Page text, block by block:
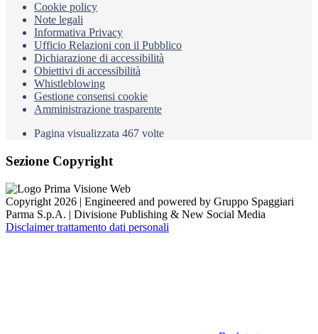
Cookie policy
Note legali
Informativa Privacy
Ufficio Relazioni con il Pubblico
Dichiarazione di accessibilità
Obiettivi di accessibilità
Whistleblowing
Gestione consensi cookie
Amministrazione trasparente
Pagina visualizzata 467 volte
Sezione Copyright
Copyright 2026 | Engineered and powered by Gruppo Spaggiari
Parma S.p.A. | Divisione Publishing & New Social Media
Disclaimer trattamento dati personali